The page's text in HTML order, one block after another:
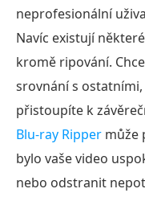
neprofesionální
Navíc existují
kromě ripování.
srovnání s
přistoupíte k
Blu-ray Ripper může
bylo vaše video
nebo odstranit